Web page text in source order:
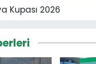
Kupası 2026